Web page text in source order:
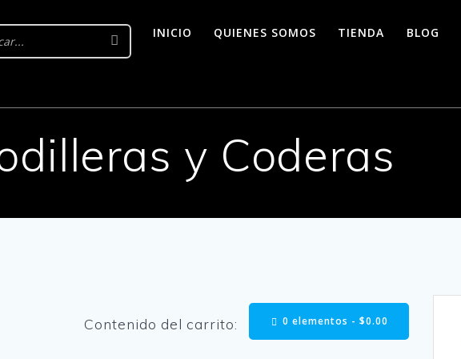
INICIO QUIENES SOMOS TIENDA BLOG
y Coderas
Contenido del carrito: 0 elementos -$0.00